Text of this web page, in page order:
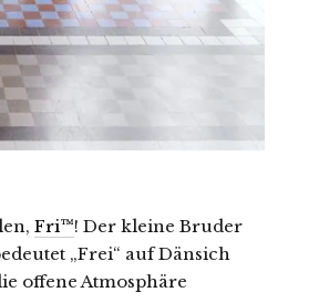
Fri™! Der kleine Bruder
„Frei“ auf Dänsich
offene Atmosphäre